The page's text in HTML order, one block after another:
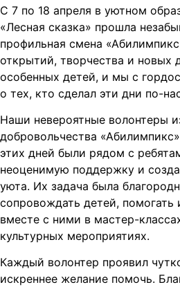
С 7 по 18 апреля в уютном
«Лесная сказка» прошла
профильная смена
открытий, творчества и новых
особенных детей, и мы с
о тех, кто сделал эти дни по-
Наши невероятные волонтеры
добровольчества
этих дней были рядом с
неоценимую поддержку и
уюта. Их задача была
сопровождать детей, помогать
вместе с ними в мастер-
культурных мероприятиях.
Каждый волонтер проявил
искреннее желание помочь.